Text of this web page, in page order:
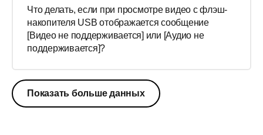
Что делать, если при просмотре видео с флэш-
накопителя USB отображается сообщение
[Видео не поддерживается] или [Аудио не
поддерживается]?
Показать больше данных